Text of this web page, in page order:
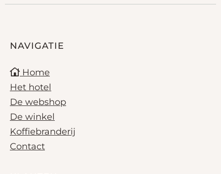
NAVIGATIE
Home
Het hotel
De webshop
De winkel
Koffiebranderij
Contact